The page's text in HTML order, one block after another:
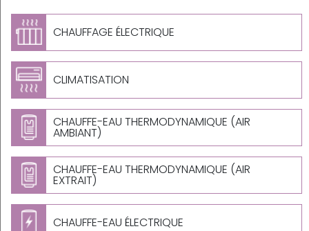
CHAUFFAGE ÉLECTRIQUE
CLIMATISATION
CHAUFFE-EAU THERMODYNAMIQUE (AIR
AMBIANT)
CHAUFFE-EAU THERMODYNAMIQUE (AIR
EXTRAIT)
CHAUFFE-EAU ÉLECTRIQUE